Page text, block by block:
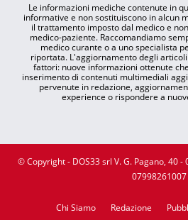
Le informazioni mediche contenute in
informative e non sostituiscono in alcun
il trattamento imposto dal medico e
medico-paziente. Raccomandiamo
medico curante o a uno specialista
riportata. L'aggiornamento degli
fattori: nuove informazioni ottenute
inserimento di contenuti multimediali
pervenute in redazione,
experience o rispondere a
© Copyright - DOS33 srl V. G. Pagano, 40 -
07998261007
Chi Siamo Redazione